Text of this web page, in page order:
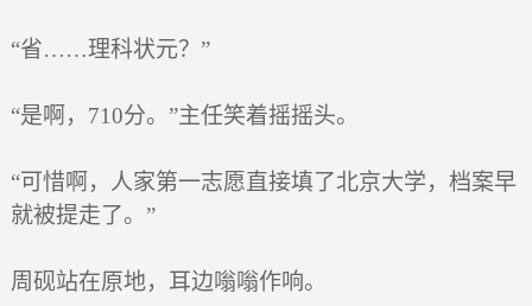
“省……理科状元？”
“是啊，710分。”主任笑着摇摇头。
“可惜啊，人家第一志愿直接填了北京大学，档案早
就被提走了。”
周砚站在原地，耳边嗡嗡作响。